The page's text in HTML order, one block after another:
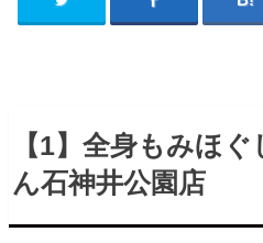
【1】全身もみほ
ん石神井公園店